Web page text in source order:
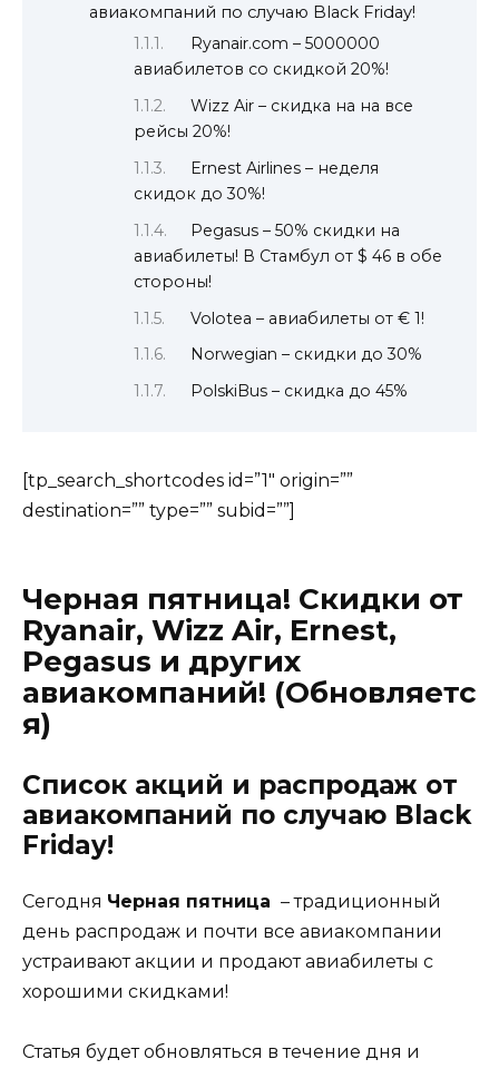
авиакомпаний по случаю Black Friday!
Ryanair.com – 5000000
авиабилетов со скидкой 20%!
Wizz Air – скидка на на все
рейсы 20%!
Ernest Airlines – неделя
скидок до 30%!
Pegasus – 50% скидки на
авиабилеты! В Стамбул от $ 46 в обе
стороны!
Volotea – авиабилеты от € 1!
Norwegian – скидки до 30%
PolskiBus – скидка до 45%
[tp_search_shortcodes id=”1″ origin=””
destination=”” type=”” subid=””]
Черная пятница! Скидки от
Ryanair, Wizz Air, Ernest,
Pegasus и других
авиакомпаний! (Обновляетс
я)
Список акций и распродаж от
авиакомпаний по случаю Black
Friday!
Сегодня Черная пятница – традиционный
день распродаж и почти все авиакомпании
устраивают акции и продают авиабилеты с
хорошими скидками!
Статья будет обновляться в течение дня и